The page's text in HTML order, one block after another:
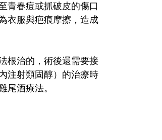
青春痘或抓破皮的傷口
衣服與疤痕摩擦，造成
根治的，術後還需要接
注射類固醇）的治療時
尾酒療法。